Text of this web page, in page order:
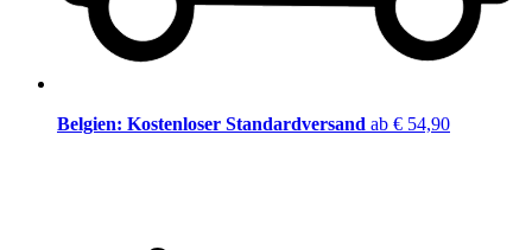
Belgien: Kostenloser Standardversand ab € 54,90